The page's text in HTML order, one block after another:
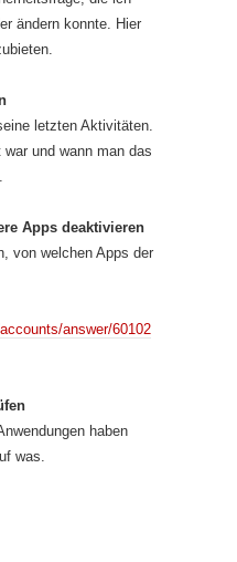
ändern konnte. Hier
letzten Aktivitäten.
und wann man das
Apps deaktivieren
von welchen Apps der
answer/60102
haben
was.